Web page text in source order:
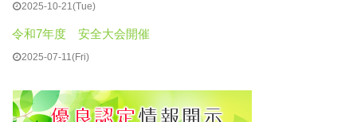
2025-10-21(Tue)
令和7年度 安全大会開催
2025-07-11(Fri)